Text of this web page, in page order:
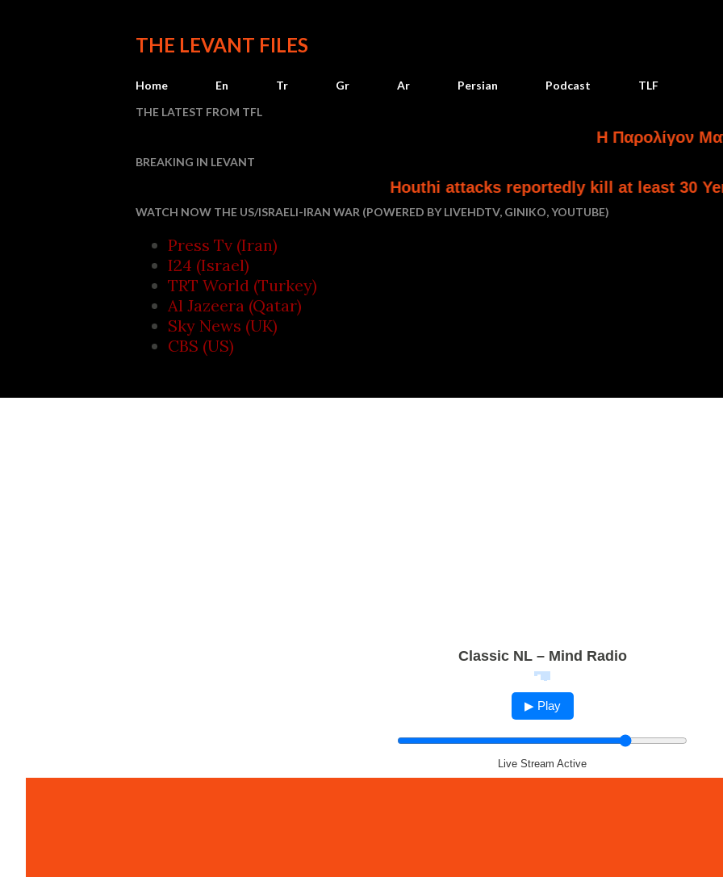
THE LEVANT FILES
Home En Tr Gr Ar Persian Podcast
TLF
THE LATEST FROM TFL
Η Παρολίγον
BREAKING IN LEVANT
Houthi attacks reportedly kill at least 30 Yemeni
WATCH NOW THE US/ISRAELI-IRAN WAR (POWERED BY LIVEHDTV, GINIKO, YOUTUBE)
Press Tv (Iran)
I24 (Israel)
TRT World (Turkey)
Al Jazeera (Qatar)
Sky News (UK)
CBS (US)
Classic NL – Mind Radio
▶ Play
Live Stream Active